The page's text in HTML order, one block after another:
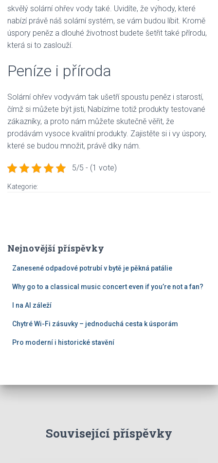
skvělý solární ohřev vody také. Uvidíte, že výhody, které
nabízí právě náš solární systém, se vám budou líbit. Kromě
úspory peněz a dlouhé životnost budete šetřit také přírodu,
která si to zaslouží.
Peníze i příroda
Solární ohřev vodyvám tak ušetří spoustu peněz i starostí,
čímž si můžete být jisti, Nabízíme totiž produkty testované
zákazníky, a proto nám můžete skutečně věřit, že
prodávám vysoce kvalitní produkty. Zajistěte si i vy úspory,
které se budou množit, právě díky nám.
5/5 - (1 vote)
Kategorie:
Nejnovější příspěvky
Zanesené odpadové potrubí v bytě je pěkná patálie
Why go to a classical music concert even if you’re not a fan?
I na AI záleží
Chytré Wi-Fi zásuvky – jednoduchá cesta k úsporám
Pro moderní i historické stavění
Související příspěvky